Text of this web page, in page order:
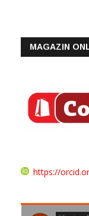
MAGAZIN
https://